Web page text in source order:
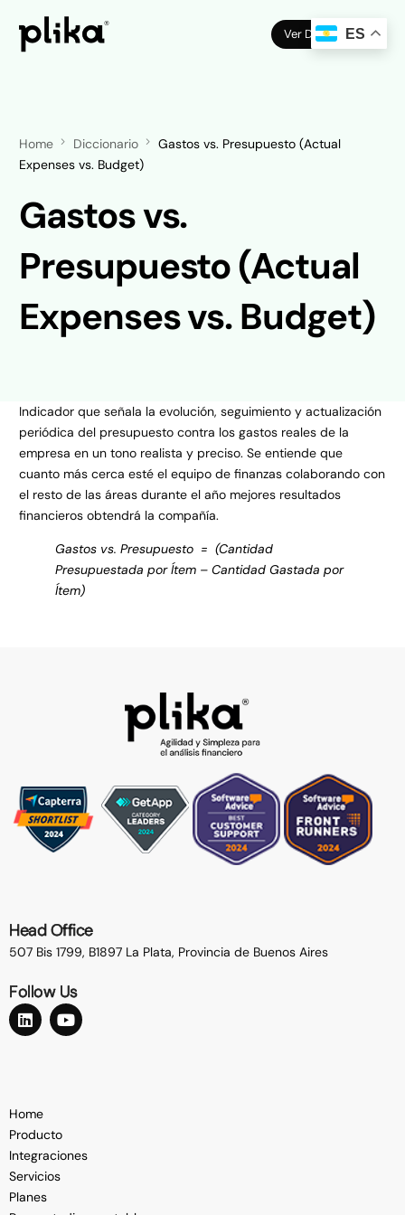
Ver Demo
Home Diccionario
Gastos vs. Presupuesto (Actual
Expenses vs. Budget)
Gastos vs.
Presupuesto (Actual
Expenses vs. Budget)
Indicador que señala la evolución, seguimiento y actualización
periódica del presupuesto contra los gastos reales de la
empresa en un tono realista y preciso. Se entiende que
cuanto más cerca esté el equipo de finanzas colaborando con
el resto de las áreas durante el año mejores resultados
financieros obtendrá la compañía.
Gastos vs. Presupuesto = (Cantidad
Presupuestada por Ítem – Cantidad Gastada por
Ítem)
Head Office
507 Bis 1799, B1897 La Plata, Provincia de Buenos Aires
Follow Us
Home
Producto
Integraciones
Servicios
Planes
ES